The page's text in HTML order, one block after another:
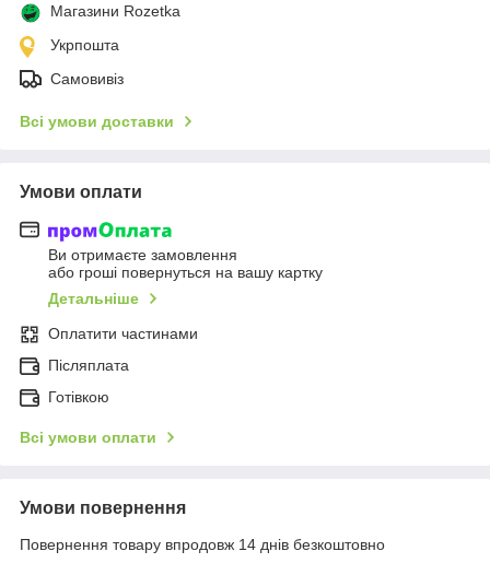
Магазини Rozetka
Укрпошта
Самовивіз
Всі умови доставки
Умови оплати
Ви отримаєте замовлення
або гроші повернуться на вашу картку
Детальніше
Оплатити частинами
Післяплата
Готівкою
Всі умови оплати
Умови повернення
Повернення товару впродовж 14 днів безкоштовно